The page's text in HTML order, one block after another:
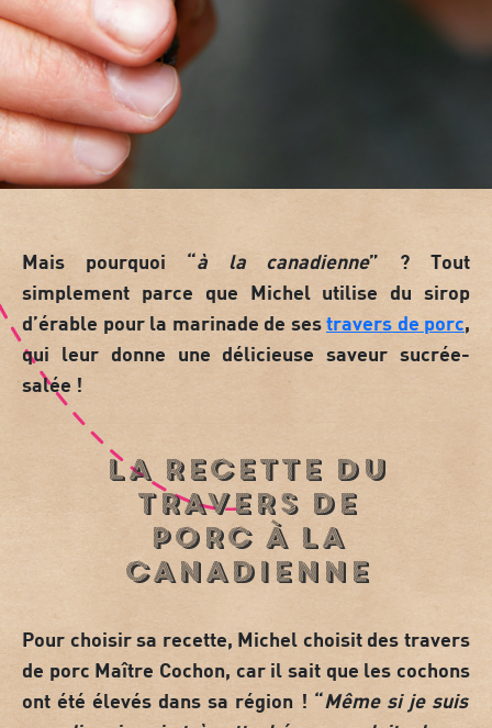
Mais pourquoi “à la canadienne” ? Tout
simplement parce que Michel utilise du sirop
d’érable pour la marinade de sestravers de porc,
qui leur donne une délicieuse saveur sucrée-
salée !
La recette du
travers de
porc à la
canadienne
Pour choisir sa recette, Michel choisit des travers
de porc Maître Cochon, car il sait que les cochons
ont été élevés dans sa région ! “Même si je suis